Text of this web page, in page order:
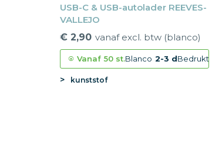
USB-C & USB-autolader REEVES-
VALLEJO
€ 2,90 vanaf excl. btw (blanco)
Vanaf 50 st.Blanco 2-3 dBedrukt
kunststof